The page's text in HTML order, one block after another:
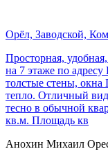
Орёл, Заводской,
Просторная,
на 7 этаже по адресу
толстые стены,
тепло. Отличный
тесно в обычной
кв.м. Площадь кв
Анохин Михаил